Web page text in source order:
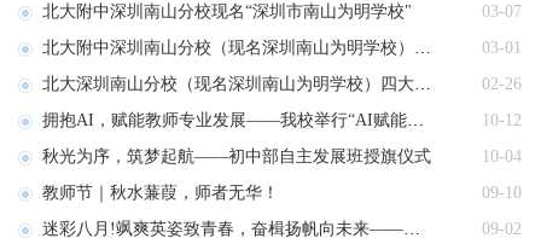
北大附中深圳南山分校现名“深圳市南山为明学校"
03-07
03-01
02-26
10-12
秋光为序，筑梦起航——初中部自主发展班授旗仪式
10-04
教师节｜秋水蒹葭，师者无华！
09-10
09-02